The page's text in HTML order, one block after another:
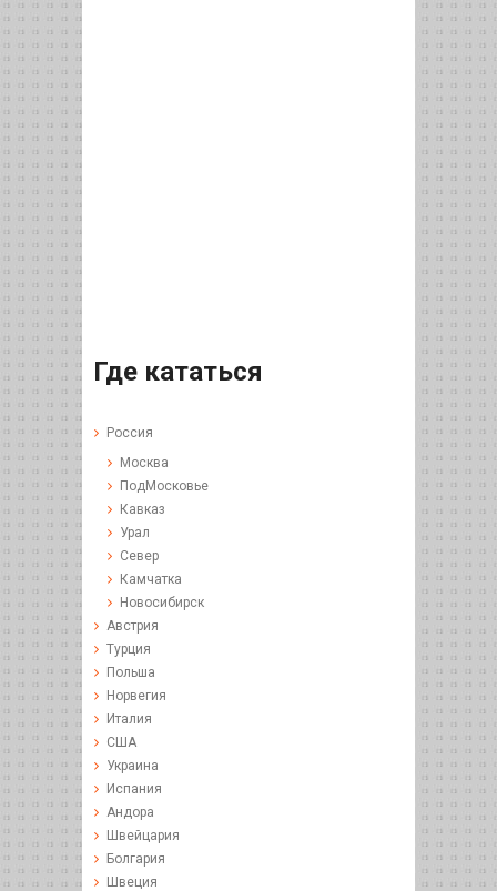
Где кататься
Россия
Москва
ПодМосковье
Кавказ
Урал
Север
Камчатка
Новосибирск
Австрия
Турция
Польша
Норвегия
Италия
США
Украина
Испания
Андора
Швейцария
Болгария
Швеция